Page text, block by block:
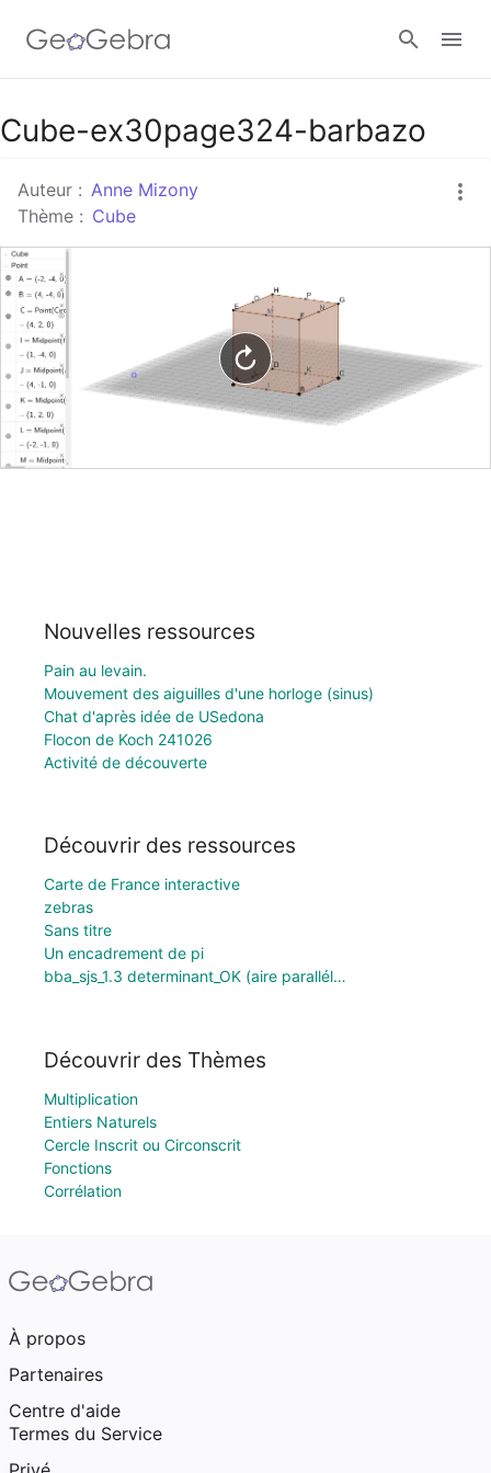
Google Classroom
Classe GeoGebra
Cube-ex30page324-barbazo
Auteur : Anne Mizony
Thème : Cube
Nouvelles ressources
Pain au levain.
Mouvement des aiguilles d'une horloge (sinus)
Chat d'après idée de USedona
Flocon de Koch 241026
Activité de découverte
Découvrir des ressources
Carte de France interactive
zebras
Sans titre
Un encadrement de pi
bba_sjs_1.3 determinant_OK (aire parallél…
Découvrir des Thèmes
Multiplication
Entiers Naturels
Cercle Inscrit ou Circonscrit
Fonctions
Corrélation
À propos
Partenaires
Centre d'aide
Termes du Service